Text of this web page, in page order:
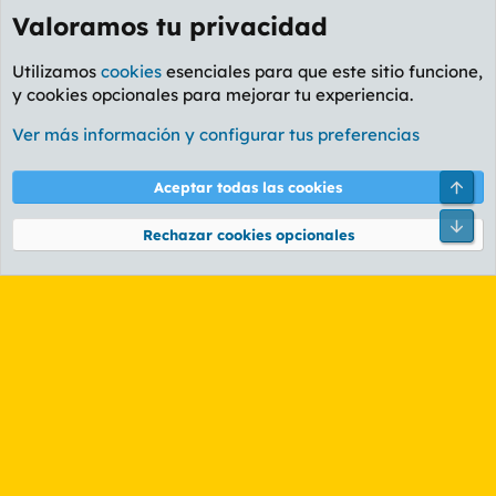
Foro General
Cookies
PL OLDSTYLE AMARILLO
Términos y reglas Política de privacidad Ayuda
Community platform by XenForo® © 2010-2026 XenForo Ltd.
Valoramos tu privacidad
Utilizamos cookies esenciales para que este sitio funcione,
y cookies opcionales para mejorar tu experiencia.
Ver más información y configurar tus preferencias
Aceptar todas las cookies
Rechazar cookies opcionales
Pie